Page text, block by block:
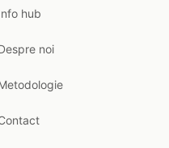
hub
noi